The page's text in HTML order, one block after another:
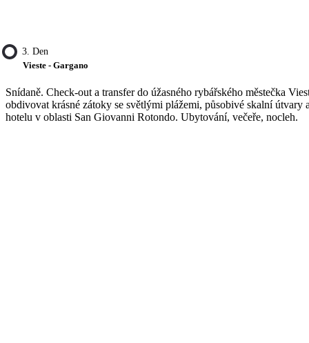
3. Den
Vieste - Gargano
Snídaně. Check-out a transfer do úžasného rybářského městečka
obdivovat krásné zátoky se světlými plážemi, působivé skalní
hotelu v oblasti San Giovanni Rotondo. Ubytování, večeře, nocleh.